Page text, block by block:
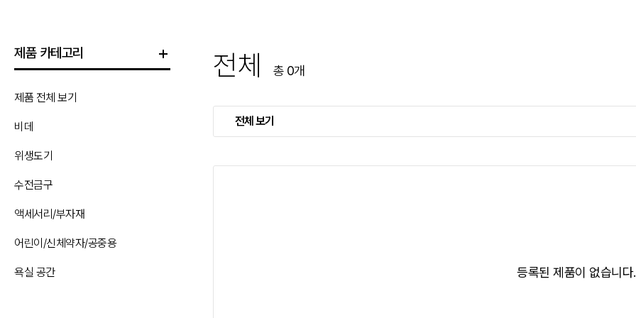
제품 카테고리
제품 전체 보기
비데
위생도기
수전금구
액세서리/부자재
어린이/신체약자/공중용
욕실 공간
전체 총 0개
전체 보기
등록된 제품이 없습니다.